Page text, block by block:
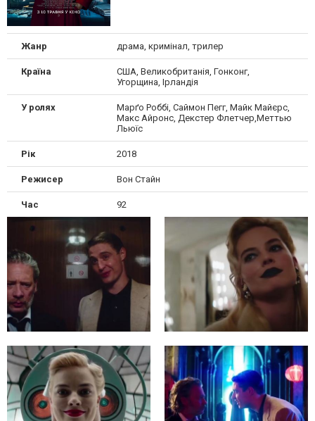
Жанр драма, кримінал, трилер
Країна
США, Великобританія, Гонконг,
Угорщина, Ірландія
У ролях
Марґо Роббі, Саймон Пегг, Майк Майєрс,
Макс Айронс, Декстер Флетчер,Меттью
Льюїс
Рік 2018
Режисер Вон Стайн
Час 92